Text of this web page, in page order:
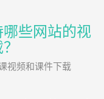
些网站的视
视频和课件下载